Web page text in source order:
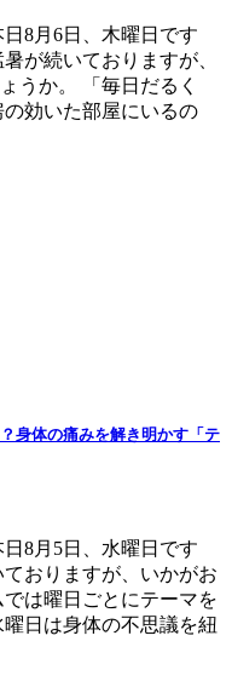
8月6日、木曜日です
が続いておりますが、
うか。 「毎日だるく
効いた部屋にいるの
身体の痛みを解き明かす「テ
8月5日、水曜日です
おりますが、いかがお
は曜日ごとにテーマを
日は身体の不思議を紐